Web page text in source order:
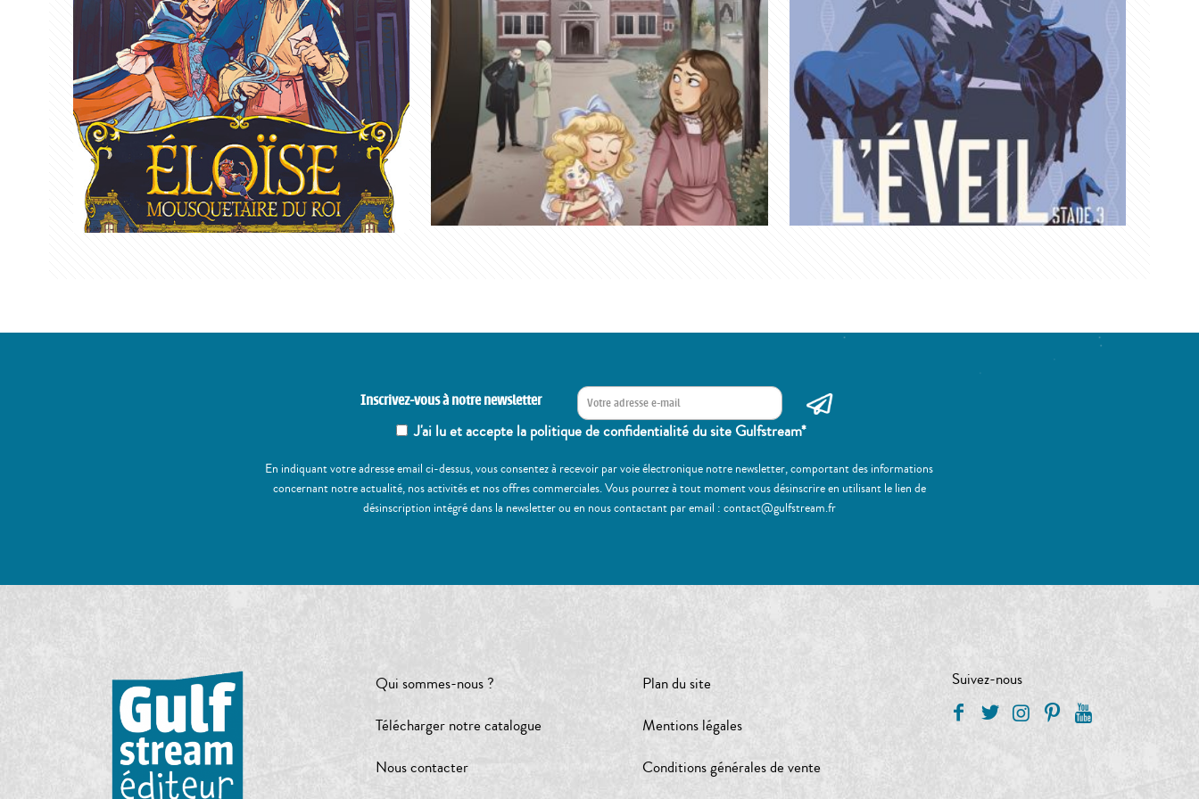
Inscrivez-vous à notre newsletter
J'ai lu et accepte la politique de confidentialité du site Gulfstream*
En indiquant votre adresse email ci-dessus, vous consentez à recevoir par voie électronique notre newsletter, comportant des informations
concernant notre actualité, nos activités et nos offres commerciales. Vous pourrez à tout moment vous désinscrire en utilisant le lien de
désinscription intégré dans la newsletter ou en nous contactant par email : contact@gulfstream.fr
Qui sommes-nous ?
Télécharger notre catalogue
Nous contacter
Plan du site
Mentions légales
Conditions générales de vente
Suivez-nous